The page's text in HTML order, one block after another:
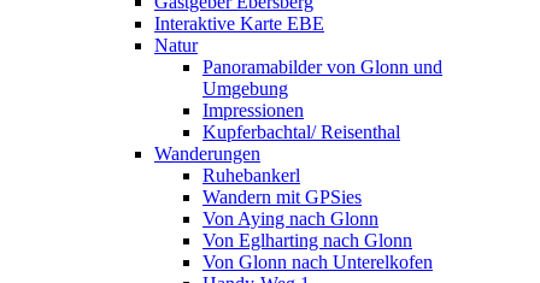
Interaktive Karte EBE
Natur
Panoramabilder von Glonn und
Umgebung
Impressionen
Kupferbachtal/ Reisenthal
Wanderungen
Ruhebankerl
Wandern mit GPSies
Von Aying nach Glonn
Von Eglharting nach Glonn
Von Glonn nach Unterelkofen